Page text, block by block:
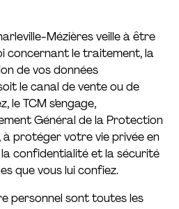
groupe
pratique
et abonnements
Foire aux questions
Mézières veille à être
concernant le traitement, la
de vos données
le canal de vente ou de
le TCM s’engage,
Général de la Protection
à protéger votre vie privée en
confidentialité et la sécurité
que vous lui confiez.
personnel sont toutes les